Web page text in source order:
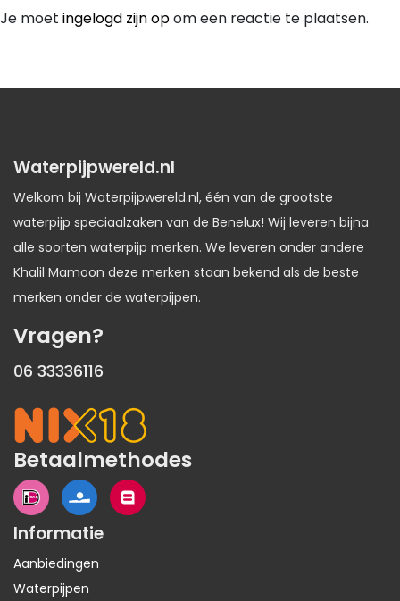
Je moet ingelogd zijn opom een reactie te plaatsen.
Waterpijpwereld.nl
Welkom bij Waterpijpwereld.nl, één van de grootste
waterpijp speciaalzaken van de Benelux! Wij leveren bijna
alle soorten waterpijp merken. We leveren onder andere
Khalil Mamoon deze merken staan bekend als de beste
merken onder de waterpijpen.
Vragen?
06 33336116
Betaalmethodes
Informatie
Aanbiedingen
Waterpijpen